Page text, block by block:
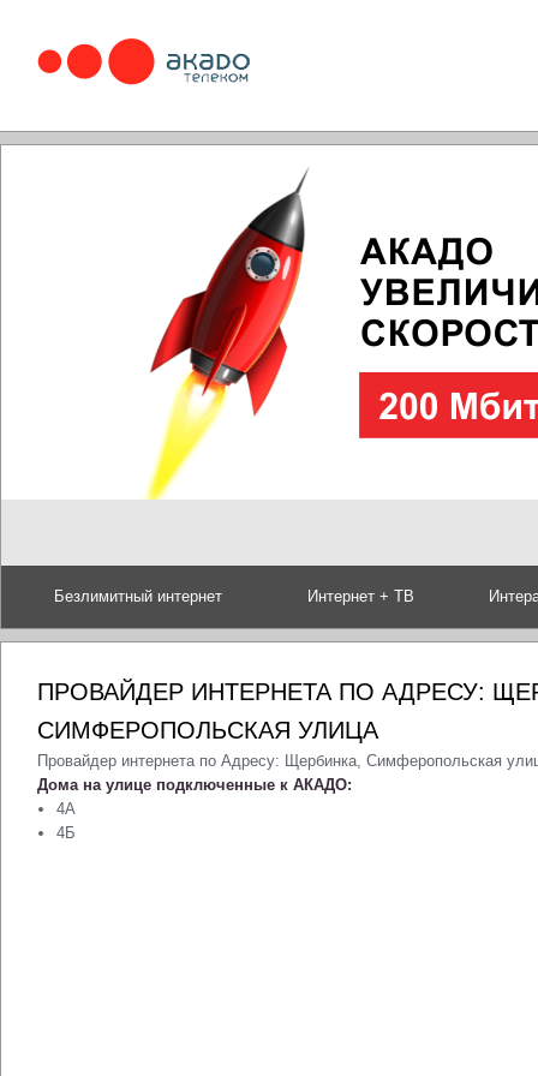
Безлимитный интернет Интернет + ТВ
ПРОВАЙДЕР ИНТЕРНЕТА ПО АДРЕСУ:
СИМФЕРОПОЛЬСКАЯ УЛИЦА
Провайдер интернета по Адресу: Щербинка, Симферопольская
Дома на улице подключенные к АКАДО:
4А
4Б